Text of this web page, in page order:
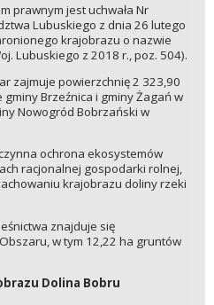
prawnym jest uchwała Nr
Lubuskiego z dnia 26 lutego
krajobrazu o nazwie
Lubuskiego z 2018 r., poz. 504).
zajmuje powierzchnię 2 323,90
Brzeźnica i gminy Żagań w
Nowogród Bobrzański w
ochrona ekosystemów
racjonalnej gospodarki rolnej,
krajobrazu doliny rzeki
znajduje się
w tym 12,22 ha gruntów
Dolina Bobru